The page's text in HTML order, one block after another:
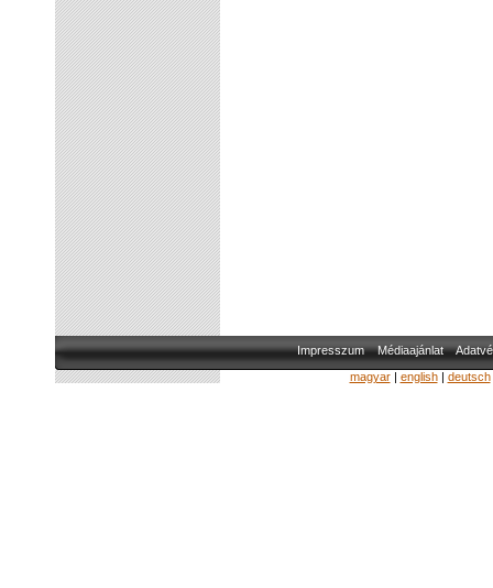
Impresszum Médiaajánlat
magyar| english| deutsch